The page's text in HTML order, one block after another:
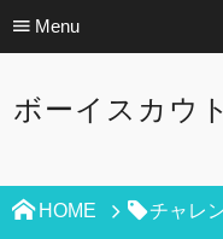
Menu
ボーイスカウ
HOME チャレ